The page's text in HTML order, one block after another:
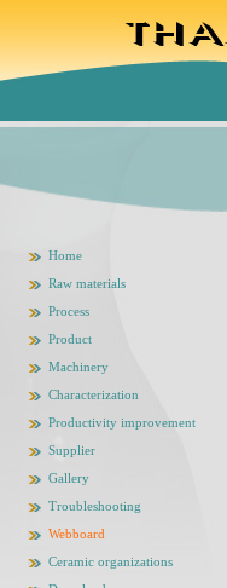
Home
Raw materials
Process
Product
Machinery
Characterization
Productivity improvement
Supplier
Gallery
Troubleshooting
Webboard
Ceramic organizations